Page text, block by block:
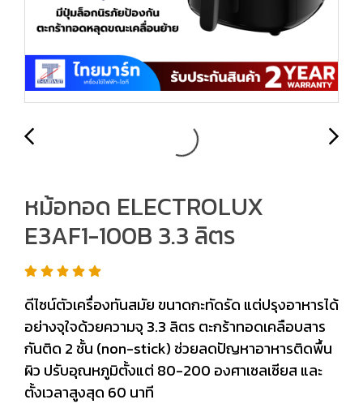
หม้อทอด ELECTROLUX
E3AF1-100B 3.3 ลิตร
ดีไซน์ตัวเครื่องทันสมัย ขนาดกะทัดรัด แต่ปรุงอาหารได้
อย่างจุใจด้วยความจุ 3.3 ลิตร ตะกร้าทอดเคลือบสาร
กันติด 2 ชั้น (non-stick) ช่วยลดปัญหาอาหารติดพื้น
ผิว ปรับอุณหภูมิตั้งแต่ 80-200 องศาเซลเซียส และ
ตั้งเวลาสูงสุด 60 นาที